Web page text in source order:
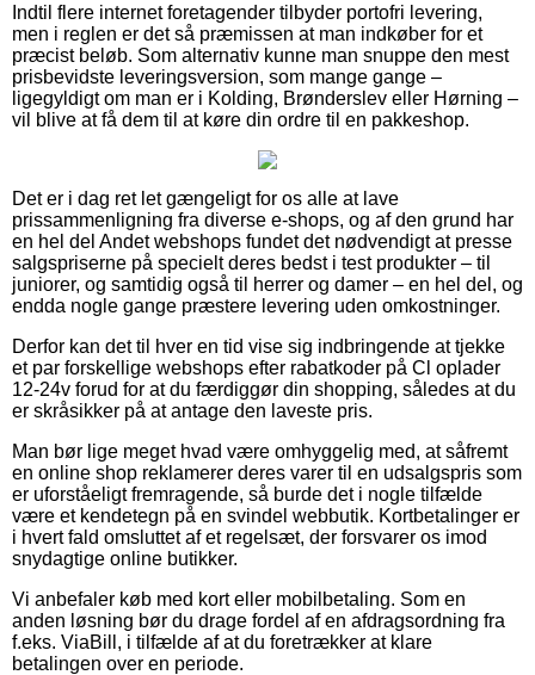
Indtil flere internet foretagender tilbyder portofri levering,
men i reglen er det så præmissen at man indkøber for et
præcist beløb. Som alternativ kunne man snuppe den mest
prisbevidste leveringsversion, som mange gange –
ligegyldigt om man er i Kolding, Brønderslev eller Hørning –
vil blive at få dem til at køre din ordre til en pakkeshop.
Det er i dag ret let gængeligt for os alle at lave
prissammenligning fra diverse e-shops, og af den grund har
en hel del Andet webshops fundet det nødvendigt at presse
salgspriserne på specielt deres bedst i test produkter – til
juniorer, og samtidig også til herrer og damer – en hel del, og
endda nogle gange præstere levering uden omkostninger.
Derfor kan det til hver en tid vise sig indbringende at tjekke
et par forskellige webshops efter rabatkoder på Cl oplader
12-24v forud for at du færdiggør din shopping, således at du
er skråsikker på at antage den laveste pris.
Man bør lige meget hvad være omhyggelig med, at såfremt
en online shop reklamerer deres varer til en udsalgspris som
er uforståeligt fremragende, så burde det i nogle tilfælde
være et kendetegn på en svindel webbutik. Kortbetalinger er
i hvert fald omsluttet af et regelsæt, der forsvarer os imod
snydagtige online butikker.
Vi anbefaler køb med kort eller mobilbetaling. Som en
anden løsning bør du drage fordel af en afdragsordning fra
f.eks. ViaBill, i tilfælde af at du foretrækker at klare
betalingen over en periode.